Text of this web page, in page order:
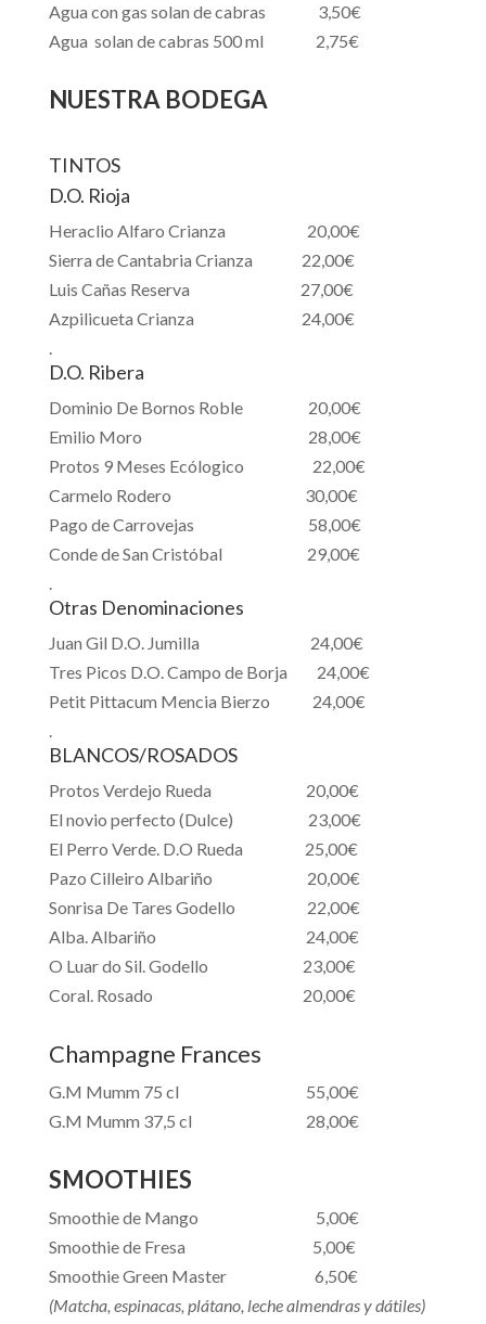
Agua con gas solan de cabras 3,50€
Agua solan de cabras 500 ml 2,75€
NUESTRA BODEGA
TINTOS
D.O. Rioja
Heraclio Alfaro Crianza 20,00€
Sierra de Cantabria Crianza 22,00€
Luis Cañas Reserva 27,00€
Azpilicueta Crianza 24,00€
.
D.O. Ribera
Dominio De Bornos Roble 20,00€
Emilio Moro 28,00€
Protos 9 Meses Ecólogico 22,00€
Carmelo Rodero 30,00€
Pago de Carrovejas 58,00€
Conde de San Cristóbal 29,00€
.
Otras Denominaciones
Juan Gil D.O. Jumilla 24,00€
Tres Picos D.O. Campo de Borja 24,00€
Petit Pittacum Mencia Bierzo 24,00€
.
BLANCOS/ROSADOS
Protos Verdejo Rueda 20,00€
El novio perfecto (Dulce) 23,00€
El Perro Verde. D.O Rueda 25,00€
Pazo Cilleiro Albariño 20,00€
Sonrisa De Tares Godello 22,00€
Alba. Albariño 24,00€
O Luar do Sil. Godello 23,00€
Coral. Rosado 20,00€
Champagne Frances
G.M Mumm 75 cl 55,00€
G.M Mumm 37,5 cl 28,00€
SMOOTHIES
Smoothie de Mango 5,00€
Smoothie de Fresa 5,00€
Smoothie Green Master 6,50€
(Matcha, espinacas, plátano, leche almendras y dátiles)